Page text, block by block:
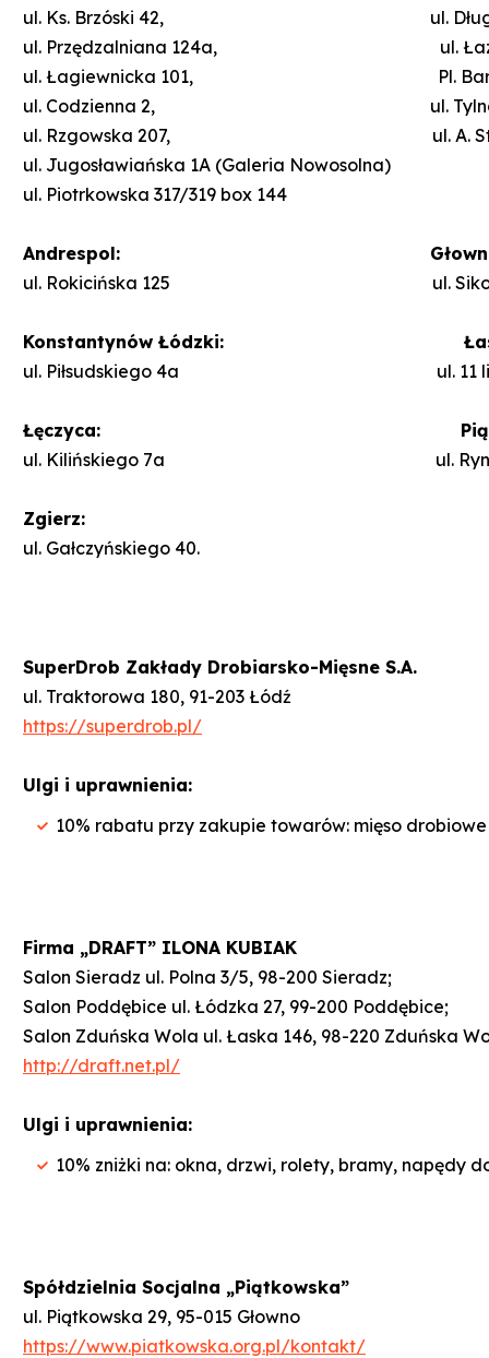
ul. Ks. Brzóski 42, ul.
ul. Przędzalniana 124a, ul.
ul. Łagiewnicka 101, Pl.
ul. Codzienna 2, ul. Tylna
ul. Rzgowska 207, ul. A.
ul. Jugosławiańska 1A (Galeria Nowosolna)
ul. Piotrkowska 317/319 box 144
Andrespol:
ul. Rokicińska 125 ul.
Konstantynów Łódzki:
ul. Piłsudskiego 4a ul. 11
Łęczyca:
ul. Kilińskiego 7a ul.
Zgierz:
ul. Gałczyńskiego 40.
SuperDrob Zakłady Drobiarsko-Mięsne S.A.
ul. Traktorowa 180, 91-203 Łódź
https://superdrob.pl/
Ulgi i uprawnienia:
10% rabatu przy zakupie towarów: mięso
Firma „DRAFT” ILONA KUBIAK
Salon Sieradz ul. Polna 3/5, 98-200 Sieradz;
Salon Poddębice ul. Łódzka 27, 99-200 Poddębice;
Salon Zduńska Wola ul. Łaska 146, 98-220 Zduńska
http://draft.net.pl/
Ulgi i uprawnienia:
10% zniżki na: okna, drzwi, rolety, bramy, napędy
Spółdzielnia Socjalna „Piątkowska”
ul. Piątkowska 29, 95-015 Głowno
https://www.piatkowska.org.pl/kontakt/